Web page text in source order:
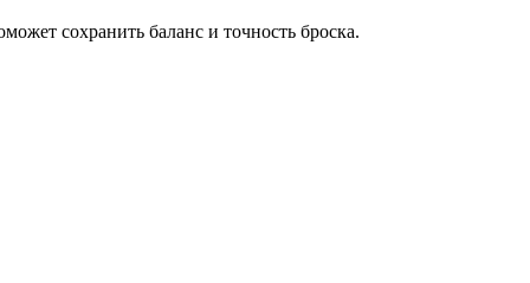
сохранить баланс и точность броска.